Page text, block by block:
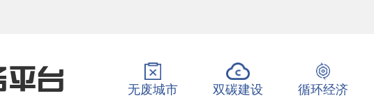
无废城市 双碳建设 循环经济